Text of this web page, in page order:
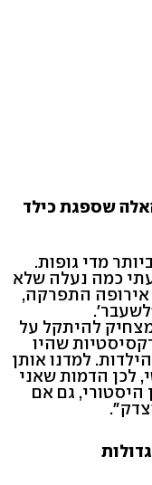
שספגת כילד
מדי גופות.
כמה נעלה שלא
אירופה התפרקה,
מצחיק להיתקל על
שהיו
למדנו אותן
לכן הדמות שאני
היסטורי, גם אם